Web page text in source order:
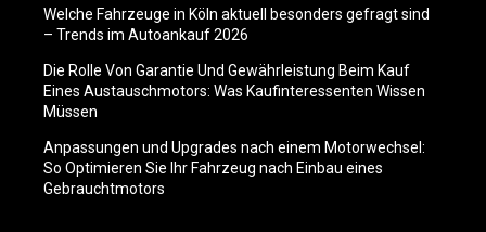
Welche Fahrzeuge in Köln aktuell besonders gefragt sind
– Trends im Autoankauf 2026
Die Rolle Von Garantie Und Gewährleistung Beim Kauf
Eines Austauschmotors: Was Kaufinteressenten Wissen
Müssen
Anpassungen und Upgrades nach einem Motorwechsel:
So Optimieren Sie Ihr Fahrzeug nach Einbau eines
Gebrauchtmotors